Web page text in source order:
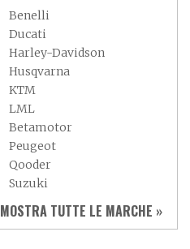
Benelli
Ducati
Harley-Davidson
Husqvarna
KTM
LML
Betamotor
Peugeot
Qooder
Suzuki
Triumph
Yamaha
MOSTRA TUTTE LE MARCHE »